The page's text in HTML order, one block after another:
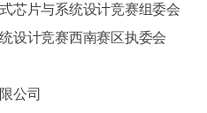
芯片与系统设计竞赛组委会
设计竞赛西南赛区执委会
公司